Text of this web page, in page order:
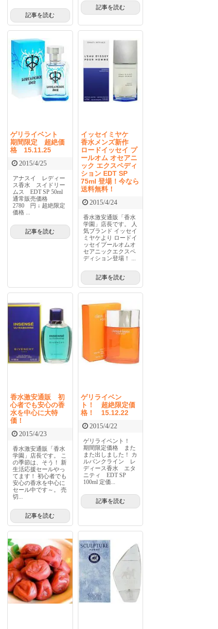
記事を読む
記事を読む
ゲリライベント
期間限定 超絶価
格 15.11.25
2015/4/25
アナスイ レディー
ス香水 スイドリー
ムス EDT SP 50ml
通常販売価格
2780 円 ↓ 超絶限定
価格 ...
記事を読む
イッセイミヤケ
香水メンズ新作
ロードイッセイ プ
ールオム オセアニ
ック エクスペディ
ション EDT SP
75ml 登場！今なら
送料無料！
2015/4/24
香水激安通販「香水
学園」店長です。 人
気ブランド イッセイ
ミヤケより ロードイ
ッセイプールオムオ
セアニックエクスペ
ディション登場！ ...
記事を読む
香水激安通販 初
心者でも安心の香
水を中心に大特
価！
2015/4/23
香水激安通販「香水
学園」店長です。 こ
の季節は、そう！ 新
生活応援セールやっ
てます！ 初心者でも
安心の香水を中心に
セール中です～。 売
切...
記事を読む
ゲリライベン
ト！ 超絶限定価
格！ 15.12.22
2015/4/22
ゲリライベント！
期間限定価格 また
また出しました！ カ
ルバンクライン レ
ディース香水 エタ
ニティ EDT SP
100ml 定価...
記事を読む